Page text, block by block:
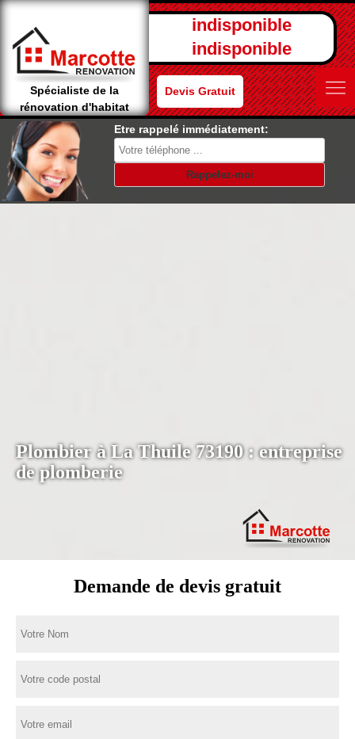
Spécialiste de la
rénovation d'habitat
indisponible
indisponible
Devis Gratuit
Etre rappelé immédiatement:
Plombier à La Thuile 73190 : entreprise
de plomberie
Demande de devis gratuit